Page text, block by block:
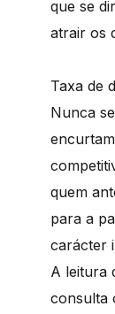
que se
atrair os
Taxa de
Nunca
quem
para a
carácter
A leitura
consulta